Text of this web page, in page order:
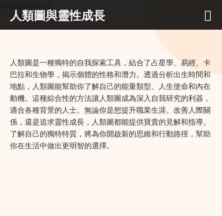
人類圖與靈性成長
人類圖是一種獨特的自我探索工具，結合了占星學、易經、卡
巴拉和生物學，揭示個體的性格和潛力。透過分析出生時間和
地點，人類圖能幫助你了解自己的能量類型、人生使命和內在
動機。這種綜合性的方法讓人類圖成為深入自我研究的利器，
適合各種背景的人士。無論你是想提升職業生涯、改善人際關
係，還是追求靈性成長，人類圖都能提供寶貴的見解和指導。
了解自己的獨特特質，將為你開啟新的思維和行動路徑，幫助
你在生活中做出更明智的選擇。